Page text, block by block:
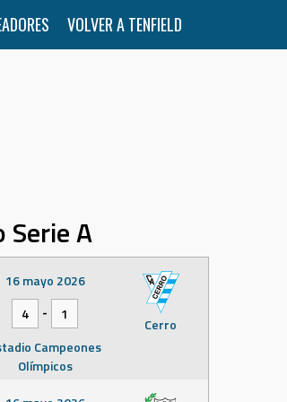
VOLVER A TENFIELD
A
Cerro
16 mayo 2026
4
-
1
Campeones
Olímpicos